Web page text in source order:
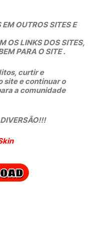
OUTROS SITES E
OS LINKS DOS SITES,
PARA O SITE .
curtir e
site e continuar o
a comunidade